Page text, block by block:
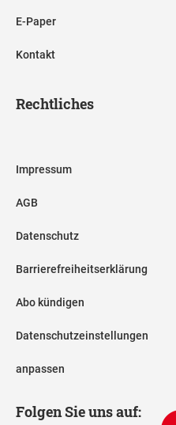
E-Paper
Kontakt
Rechtliches
Impressum
AGB
Datenschutz
Barrierefreiheitserklärung
Abo kündigen
Datenschutzeinstellungen
anpassen
Folgen Sie uns auf: